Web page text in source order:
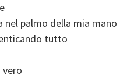
nel palmo della mia mano
tutto
vero